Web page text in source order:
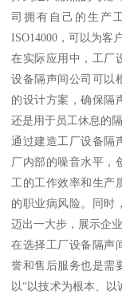
司拥有自己的生产
ISO14000，可以为客
在实际应用中，工厂
设备隔声间公司可以
的设计方案，确保隔
还是用于员工休息的
通过建造工厂设备隔
厂内部的噪音水平，
工的工作效率和生产
的职业病风险。同时
迈出一大步，展示企
在选择工厂设备隔声
誉和售后服务也是需
以“以技术为根本、